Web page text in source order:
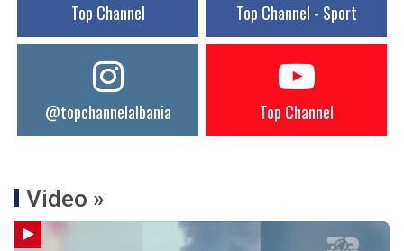
Top Channel Top Channel - Sport
@topchannelalbania Top Channel
Video »